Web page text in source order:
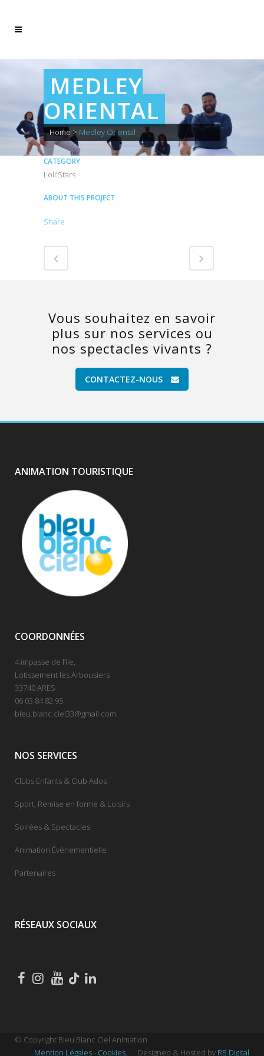
MEDLEY
ORIENTAL
Home > Medley Oriental
CATEGORY
Loli'Stars
ABOUT THIS PROJECT
Share
Vous souhaitez en savoir
plus sur nos services ou
nos spectacles vivants ?
CONTACTEZ-NOUS
ANIMATION TOURISTIQUE
COORDONNÉES
4 impasse de l’île,
Lotissement les Arbousiers
33740 ARES
06 03 84 82 95
bleu.blanc.ciel33@gmail.com
NOS SERVICES
Clubs Enfants & Club Ados
Sport, Remise en forme & Loisirs
Soirées & Spectacles
Animation Évènementielle
Partenaires
RÉSEAUX SOCIAUX
© Copyright Bleu Blanc Ciel Animation
Mention Légales- Cookies. Designed & Hosted by RB Digital